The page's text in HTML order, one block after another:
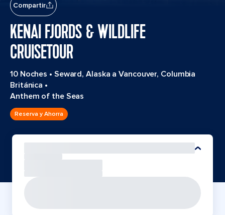
Compartir
KENAI FJORDS & WILDLIFE
CRUISETOUR
10 Noches • Seward, Alaska a Vancouver, Columbia
Británica •
Anthem of the Seas
Reserva y Ahorra